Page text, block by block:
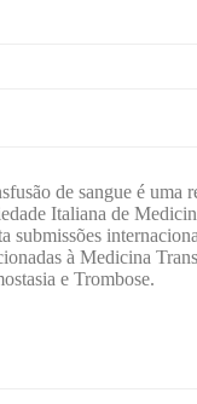
de sangue é uma
Italiana de
submissões
à Medicina
e Trombose.